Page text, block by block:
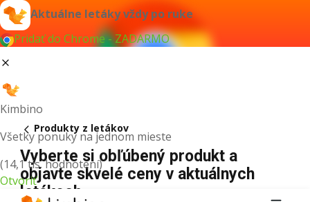
Aktuálne letáky vždy po ruke
Pridať do Chrome - ZADARMO
Kimbino
Všetky ponuky na jednom mieste
(14,1 tis. hodnotení)
Otvoriť
Produkty z letákov
Vyberte si obľúbený produkt a
objavte skvelé ceny v aktuálnych
letákoch